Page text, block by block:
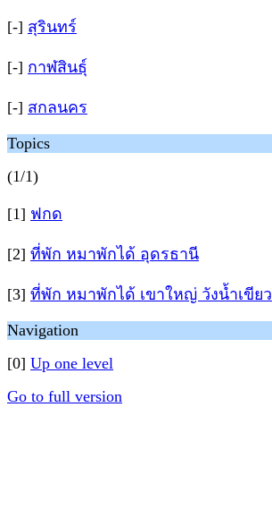
[-] สุรินทร์
[-] กาฬสินธุ์
[-] สกลนคร
Topics
(1/1)
[1] ฟกด
[2] ที่พัก หมาพักได้ อุดรธานี
[3] ที่พัก หมาพักได้ เขาใหญ่ วังน้ำเขียว
Navigation
[0] Up one level
Go to full version